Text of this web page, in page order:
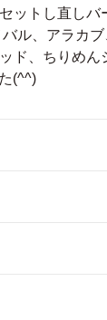
ットし直し
ル、アラカ
ド、ちりめ
(^^)